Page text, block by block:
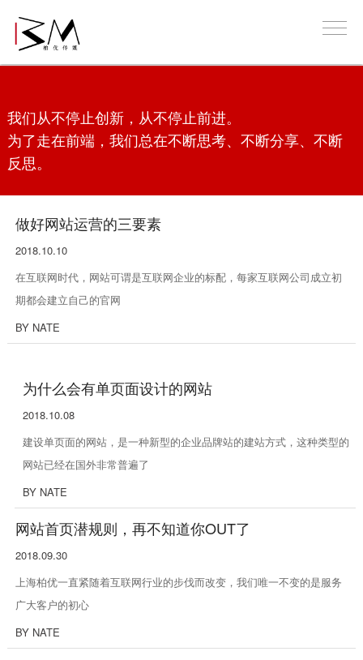
我们从不停止创新，从不停止前进。
为了走在前端，我们总在不断思考、不断分享、不断
反思。
做好网站运营的三要素
2018.10.10
在互联网时代，网站可谓是互联网企业的标配，每家互联网公司成立初
期都会建立自己的官网
BY NATE
为什么会有单页面设计的网站
2018.10.08
建设单页面的网站，是一种新型的企业品牌站的建站方式，这种类型的
网站已经在国外非常普遍了
BY NATE
网站首页潜规则，再不知道你OUT了
2018.09.30
上海柏优一直紧随着互联网行业的步伐而改变，我们唯一不变的是服务
广大客户的初心
BY NATE